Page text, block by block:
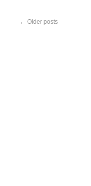
← Older posts